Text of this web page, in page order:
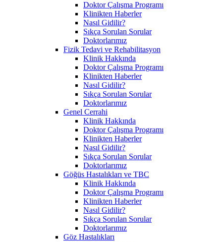
Doktor Çalışma Programı
Klinikten Haberler
Nasıl Gidilir?
Sıkça Sorulan Sorular
Doktorlarımız
Fizik Tedavi ve Rehabilitasyon
Klinik Hakkında
Doktor Çalışma Programı
Klinikten Haberler
Nasıl Gidilir?
Sıkça Sorulan Sorular
Doktorlarımız
Genel Cerrahi
Klinik Hakkında
Doktor Çalışma Programı
Klinikten Haberler
Nasıl Gidilir?
Sıkça Sorulan Sorular
Doktorlarımız
Göğüs Hastalıkları ve TBC
Klinik Hakkında
Doktor Çalışma Programı
Klinikten Haberler
Nasıl Gidilir?
Sıkça Sorulan Sorular
Doktorlarımız
Göz Hastalıkları